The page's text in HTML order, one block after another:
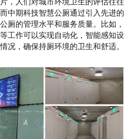
中期科技智慧公厕通过引入先进的
厕的管理水平和服务质量。比如，
工作可以实现自动化，智能感知设
况，确保持厕环境的卫生和舒适。